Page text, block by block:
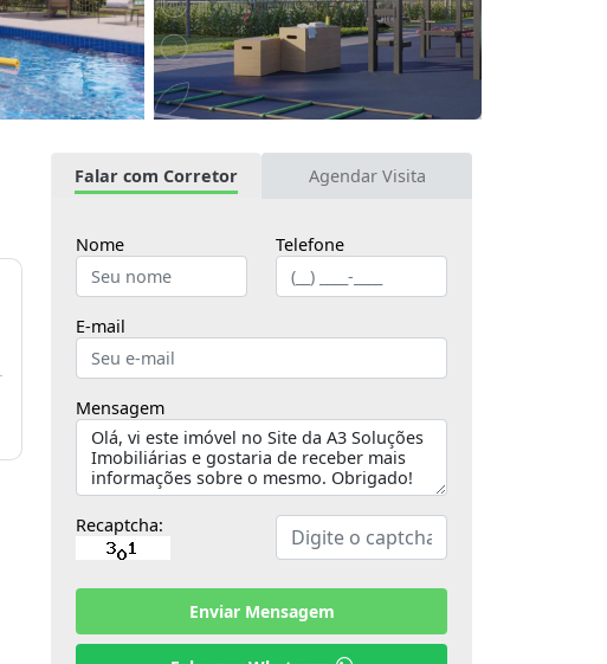
Falar com Corretor Agendar Visita
Nome Telefone
E-mail
Mensagem
Recaptcha:
Enviar Mensagem